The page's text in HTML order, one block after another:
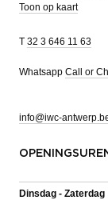
Toon op kaart
T 32 3 646 11 63
Whatsapp Call or
info@iwc-
Dinsdag - Zaterdag